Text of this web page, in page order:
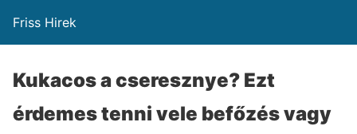
Friss Hirek
Kukacos a cseresznye? Ezt
érdemes tenni vele befőzés vagy